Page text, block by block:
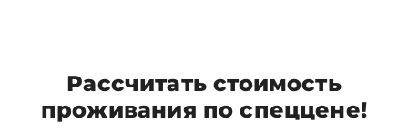
Рассчитать стоимость
проживания по спеццене!